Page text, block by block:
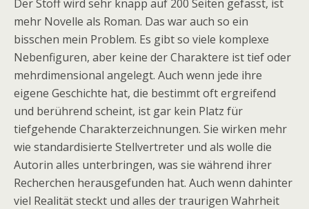
Der Stoff wird sehr knapp auf 200 Seiten gefasst, ist
mehr Novelle als Roman. Das war auch so ein
bisschen mein Problem. Es gibt so viele komplexe
Nebenfiguren, aber keine der Charaktere ist tief oder
mehrdimensional angelegt. Auch wenn jede ihre
eigene Geschichte hat, die bestimmt oft ergreifend
und berührend scheint, ist gar kein Platz für
tiefgehende Charakterzeichnungen. Sie wirken mehr
wie standardisierte Stellvertreter und als wolle die
Autorin alles unterbringen, was sie während ihrer
Recherchen herausgefunden hat. Auch wenn dahinter
viel Realität steckt und alles der traurigen Wahrheit